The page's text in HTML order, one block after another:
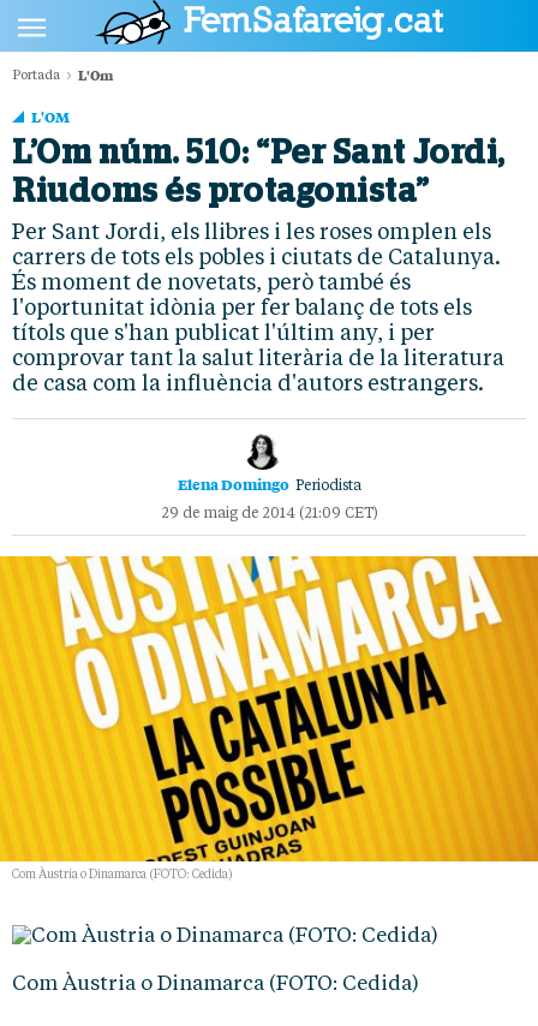
CULTURA
SOCIETAT
ESPORTS
OPINIÓ
Portada L'Om
L'OM
L’Om núm. 510: “Per Sant Jordi,
Riudoms és protagonista”
Per Sant Jordi, els llibres i les roses omplen els
carrers de tots els pobles i ciutats de Catalunya.
És moment de novetats, però també és
l'oportunitat idònia per fer balanç de tots els
títols que s'han publicat l'últim any, i per
comprovar tant la salut literària de la literatura
de casa com la influència d'autors estrangers.
Elena Domingo Periodista
29 de maig de 2014 (21:09 CET)
Com Àustria o Dinamarca (FOTO: Cedida)
Com Àustria o Dinamarca (FOTO: Cedida)